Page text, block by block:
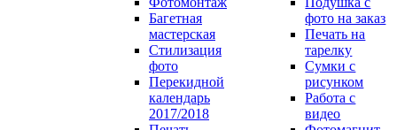
Багетная
мастерская
Стилизация
фото
Перекидной
календарь
2017/2018
фото на заказ
Печать на
тарелку
Сумки с
рисунком
Работа с
видео